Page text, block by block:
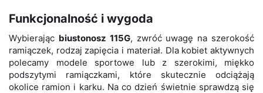
Funkcjonalność i wygoda
Wybierając biustonosz 115G, zwróć uwagę na szerokość
ramiączek, rodzaj zapięcia i materiał. Dla kobiet aktywnych
polecamy modele sportowe lub z szerokimi, miękko
podszytymi ramiączkami, które skutecznie odciążają
okolice ramion i karku. Na co dzień świetnie sprawdzą się